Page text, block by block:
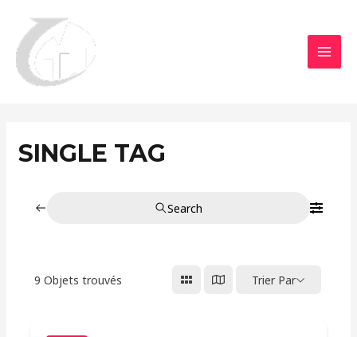
contenu
SINGLE TAG
Search
9 Objets trouvés Trier Par